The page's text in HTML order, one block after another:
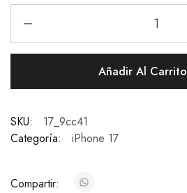
Añadir Al Carrito
SKU:
17_9cc41
Categoría:
iPhone 17
Compartir: